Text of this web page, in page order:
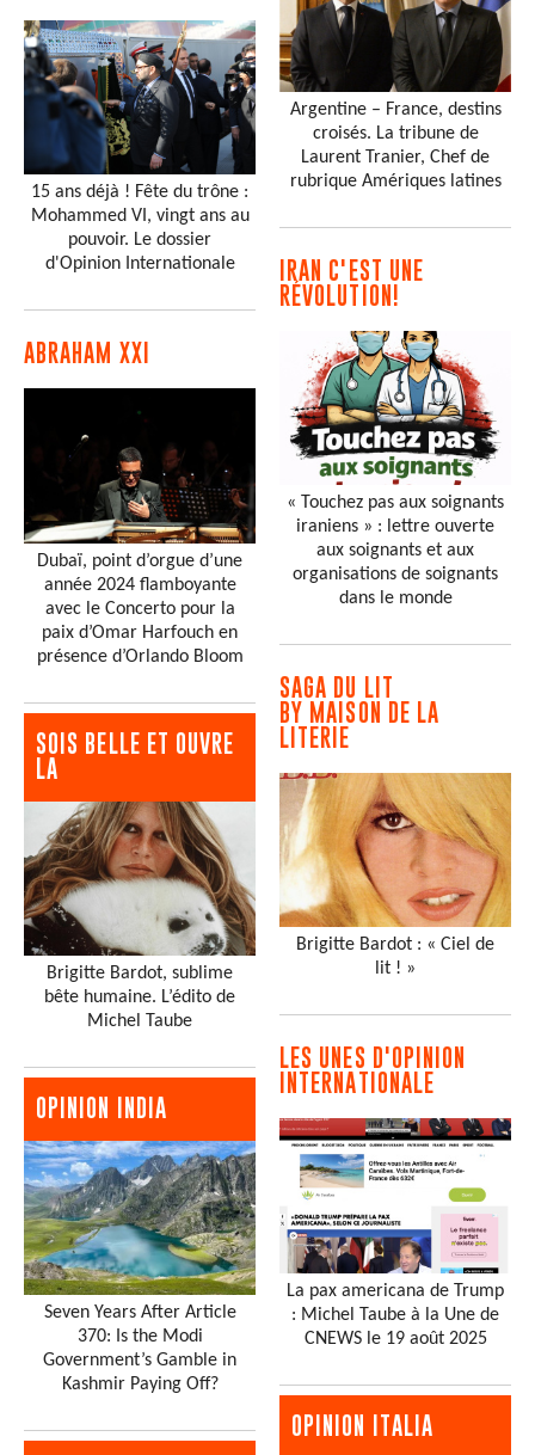
15 ans déjà ! Fête du trône :
Mohammed VI, vingt ans au
pouvoir. Le dossier
d'Opinion Internationale
ABRAHAM XXI
Dubaï, point d’orgue d’une
année 2024 flamboyante
avec le Concerto pour la
paix d’Omar Harfouch en
présence d’Orlando Bloom
SOIS BELLE ET OUVRE
LA
Brigitte Bardot, sublime
bête humaine. L’édito de
Michel Taube
OPINION INDIA
Seven Years After Article
370: Is the Modi
Government’s Gamble in
Kashmir Paying Off?
Argentine – France, destins
croisés. La tribune de
Laurent Tranier, Chef de
rubrique Amériques latines
IRAN C'EST UNE
RÉVOLUTION!
« Touchez pas aux soignants
iraniens » : lettre ouverte
aux soignants et aux
organisations de soignants
dans le monde
SAGA DU LIT
BY MAISON DE LA
LITERIE
Brigitte Bardot : « Ciel de
lit ! »
LES UNES D'OPINION
INTERNATIONALE
La pax americana de Trump
: Michel Taube à la Une de
CNEWS le 19 août 2025
OPINION ITALIA